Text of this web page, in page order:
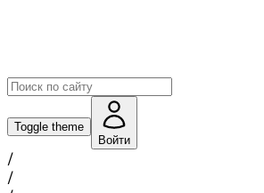
Toggle theme
Войти
/
/